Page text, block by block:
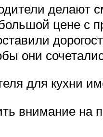
делают
цене с
они
для кухни
внимание на